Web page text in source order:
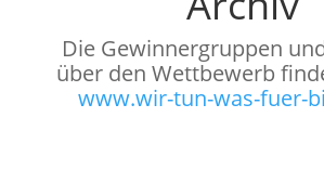
Die Gewinnergruppen
über den Wettbewerb
www.wir-tun-was-fuer-